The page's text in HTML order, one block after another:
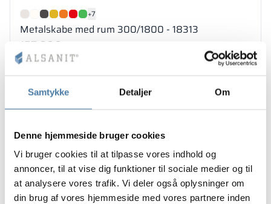
Samtykke Detaljer Om
Denne hjemmeside bruger cookies
Vi bruger cookies til at tilpasse vores indhold og
annoncer, til at vise dig funktioner til sociale medier og til
at analysere vores trafik. Vi deler også oplysninger om
din brug af vores hjemmeside med vores partnere inden
+7
Metalskabe med rum 300/1800 - 18313
157.00 €
Se produktet